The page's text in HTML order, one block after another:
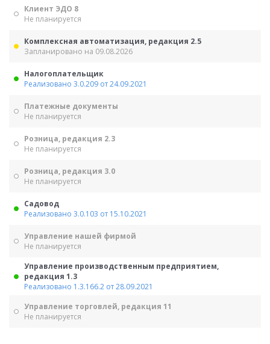
Клиент ЭДО 8
Не планируется
Комплексная автоматизация, редакция 2.5
Запланировано на 09.08.2026
Налогоплательщик
Реализовано 3.0.209 от 24.09.2021
Платежные документы
Не планируется
Розница, редакция 2.3
Не планируется
Розница, редакция 3.0
Не планируется
Садовод
Реализовано 3.0.103 от 15.10.2021
Управление нашей фирмой
Не планируется
Управление производственным предприятием,
редакция 1.3
Реализовано 1.3.166.2 от 28.09.2021
Управление торговлей, редакция 11
Не планируется